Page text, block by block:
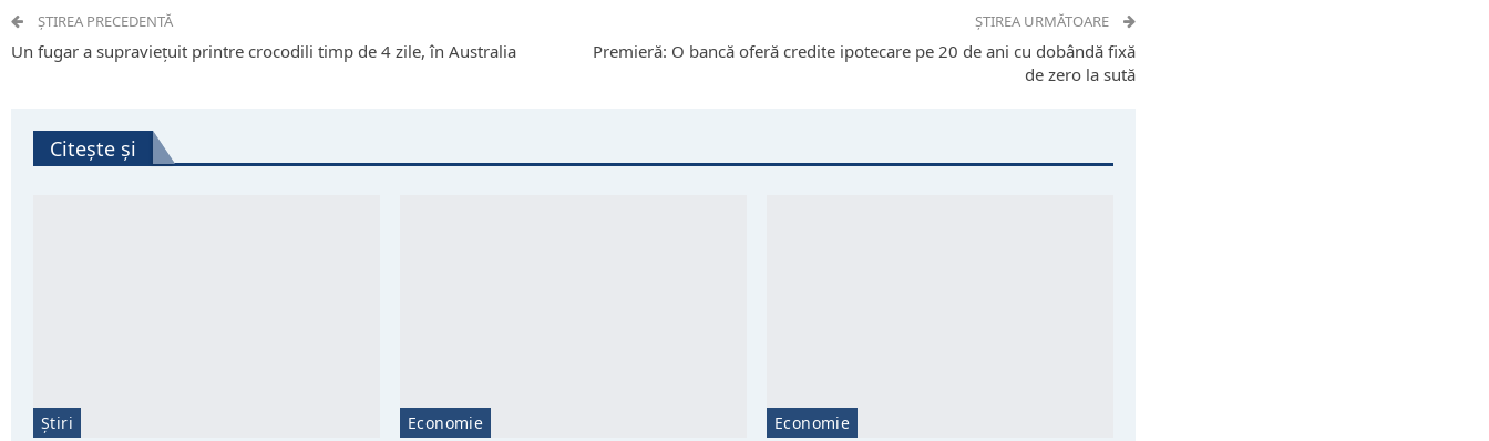
ȘTIREA PRECEDENTĂ
Un fugar a supraviețuit printre crocodili timp de 4 zile, în Australia
ȘTIREA URMĂTOARE
Premieră: O bancă oferă credite ipotecare pe 20 de ani cu dobândă fixă
de zero la sută
Citește și
Știri Economie Economie